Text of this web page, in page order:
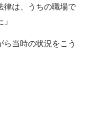
律は、うちの職場で
当時の状況をこう